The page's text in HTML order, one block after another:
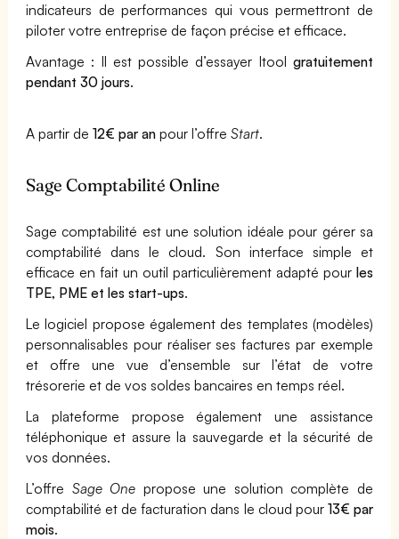
indicateurs de performances qui vous permettront de
piloter votre entreprise de façon précise et efficace.
Avantage : Il est possible d’essayer Itool gratuitement
pendant 30 jours.
A partir de12€ par an pour l’offreStart.
Sage Comptabilité Online
Sage comptabilité est une solution idéale pour gérer sa
comptabilité dans le cloud. Son interface simple et
efficace en fait un outil particulièrement adapté pour les
TPE, PME et les start-ups.
Le logiciel propose également des templates (modèles)
personnalisables pour réaliser ses factures par exemple
et offre une vue d’ensemble sur l’état de votre
trésorerie et de vos soldes bancaires en temps réel.
La plateforme propose également une assistance
téléphonique et assure la sauvegarde et la sécurité de
vos données.
L’offre Sage One propose une solution complète de
comptabilité et de facturation dans le cloud pour 13€ par
mois.